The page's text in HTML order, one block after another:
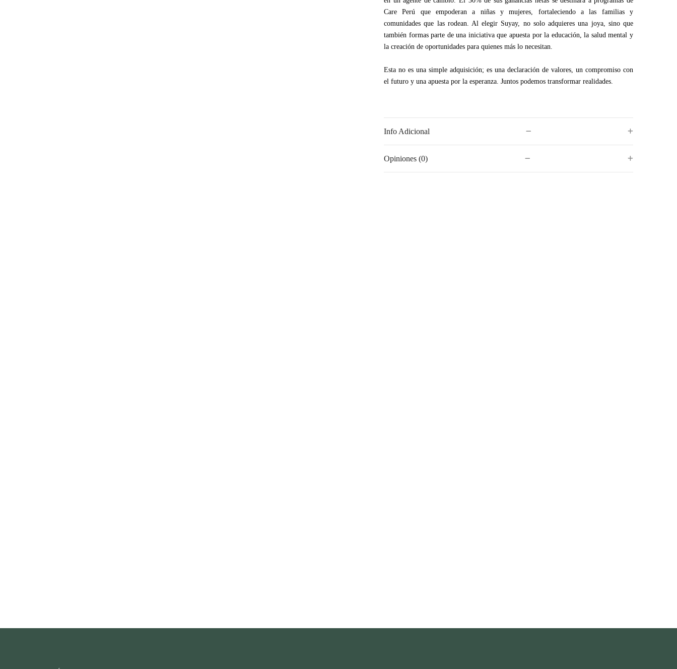
Care Perú que empoderan a niñas y mujeres, fortaleciendo a las familias y
comunidades que las rodean. Al elegir Suyay, no solo adquieres una joya, sino que
también formas parte de una iniciativa que apuesta por la educación, la salud mental y
la creación de oportunidades para quienes más lo necesitan.
Esta no es una simple adquisición; es una declaración de valores, un compromiso con
el futuro y una apuesta por la esperanza. Juntos podemos transformar realidades.
Info Adicional
Opiniones (0)